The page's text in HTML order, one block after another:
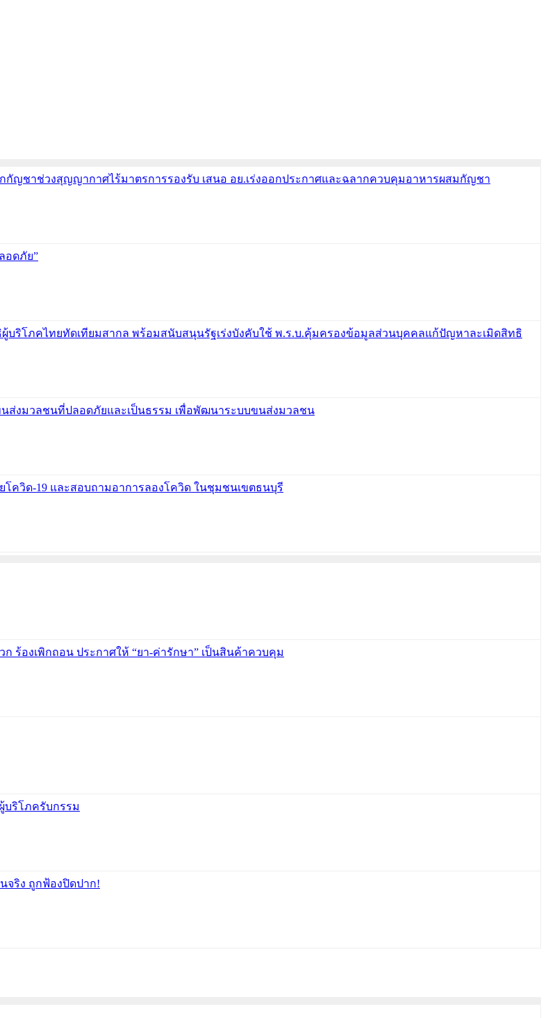
กัญชาช่วงสุญญากาศไร้มาตรการรองรับ เสนอ อย.เร่งออกประกาศและฉลากควบคุมอาหารผสมกัญชา
อดภัย”
บริโภคไทยทัดเทียมสากล พร้อมสนับสนุนรัฐเร่งบังคับใช้ พ.ร.บ.คุ้มครองข้อมูลส่วนบุคคลแก้ปัญหาละเมิดสิทธิ
ส่งมวลชนที่ปลอดภัยและเป็นธรรม เพื่อพัฒนาระบบขนส่งมวลชน
ควิด-19 และสอบถามอาการลองโควิด ในชุมชนเขตธนบุรี
ร้องเพิกถอน ประกาศให้ “ยา-ค่ารักษา” เป็นสินค้าควบคุม
บริโภครับกรรม
จริง ถูกฟ้องปิดปาก!